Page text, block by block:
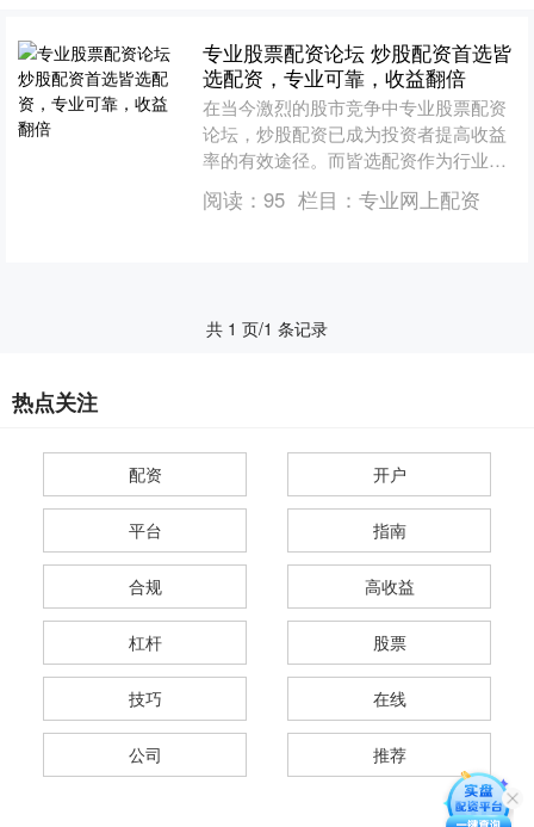
专业股票配资论坛 炒股配资首选皆
选配资，专业可靠，收益翻倍
在当今激烈的股市竞争中专业股票配资
论坛，炒股配资已成为投资者提高收益
率的有效途径。而皆选配资作为行业领
先的配资平台，以其专业可靠、收益翻
倍的优势，成为炒股配资的....
阅读： 95 栏目： 专业网上配资
共 1 页/1 条记录
热点关注
配资 开户
平台 指南
合规 高收益
杠杆 股票
技巧 在线
公司 推荐